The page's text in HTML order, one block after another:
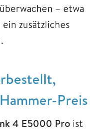
– etwa
zusätzliches
Preis
4 E5000 Pro ist